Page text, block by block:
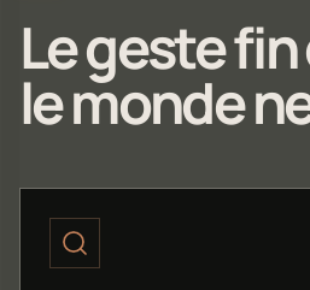
Le geste
le monde